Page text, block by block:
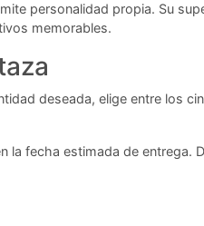
personalidad propia. Su
memorables.
deseada, elige entre los
fecha estimada de